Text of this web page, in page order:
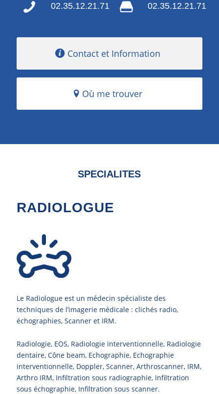
02.35.12.21.71 02.35.12.21.71
Contact et Information
Où me trouver
SPECIALITES
RADIOLOGUE
Le Radiologue est un médecin spécialiste des
techniques de l’imagerie médicale : clichés radio,
échographies, Scanner et IRM.
Radiologie, EOS, Radiologie interventionnelle, Radiologie
dentaire, Cône beam, Echographie, Echographie
interventionnelle, Doppler, Scanner, Arthroscanner, IRM,
Arthro IRM, Infiltration sous radiographie, Infiltration
sous échographie, Infiltration sous scanner.